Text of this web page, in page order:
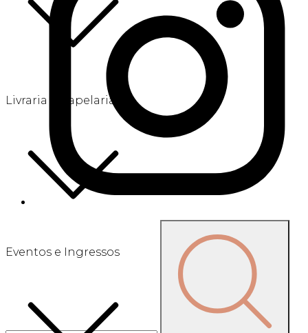
Livraria e Papelaria
Eventos e Ingressos